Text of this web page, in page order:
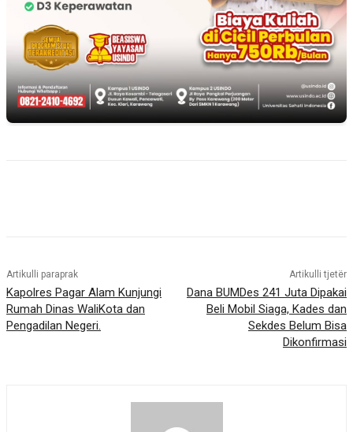
Artikulli paraprak
Kapolres Pagar Alam Kunjungi
Rumah Dinas WaliKota dan
Pengadilan Negeri.
Artikulli tjetër
Dana BUMDes 241 Juta Dipakai
Beli Mobil Siaga, Kades dan
Sekdes Belum Bisa
Dikonfirmasi